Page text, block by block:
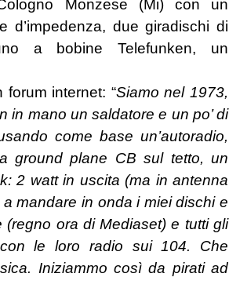
Monzese (Mi) con un
d’impedenza, due giradischi di
a bobine Telefunken, un
forum internet: “Siamo nel 1973,
in mano un saldatore e un po’ di
come base un’autoradio,
ground plane CB sul tetto, un
2 watt in uscita (ma in antenna
mandare in onda i miei dischi e
ora di Mediaset) e tutti gli
le loro radio sui 104. Che
Iniziammo così da pirati ad